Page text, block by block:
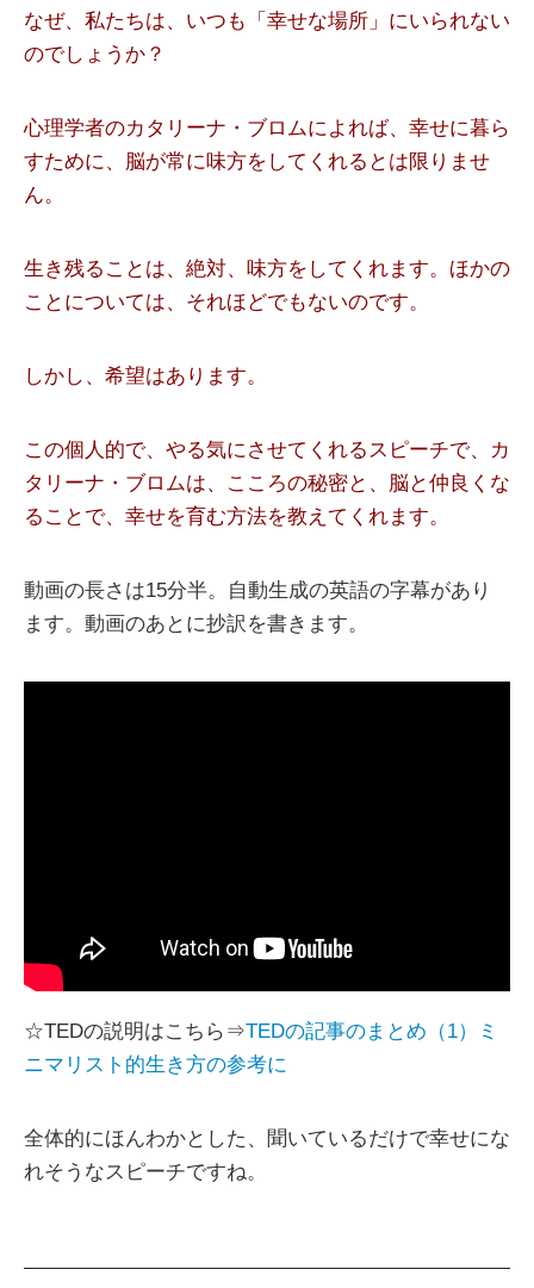
なぜ、私たちは、いつも「幸せな場所」にいられない
のでしょうか？
心理学者のカタリーナ・ブロムによれば、幸せに暮ら
すために、脳が常に味方をしてくれるとは限りませ
ん。
生き残ることは、絶対、味方をしてくれます。ほかの
ことについては、それほどでもないのです。
しかし、希望はあります。
この個人的で、やる気にさせてくれるスピーチで、カ
タリーナ・ブロムは、こころの秘密と、脳と仲良くな
ることで、幸せを育む方法を教えてくれます。
動画の長さは15分半。自動生成の英語の字幕があり
ます。動画のあとに抄訳を書きます。
☆TEDの説明はこちら⇒TEDの記事のまとめ（1）ミ
ニマリスト的生き方の参考に
全体的にほんわかとした、聞いているだけで幸せにな
れそうなスピーチですね。